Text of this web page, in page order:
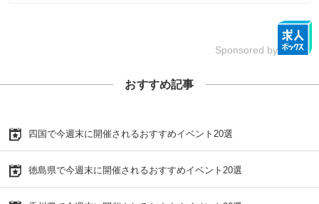
Sponsored by
おすすめ記事
四国で今週末に開催されるおすすめイベント20選
徳島県で今週末に開催されるおすすめイベント20選